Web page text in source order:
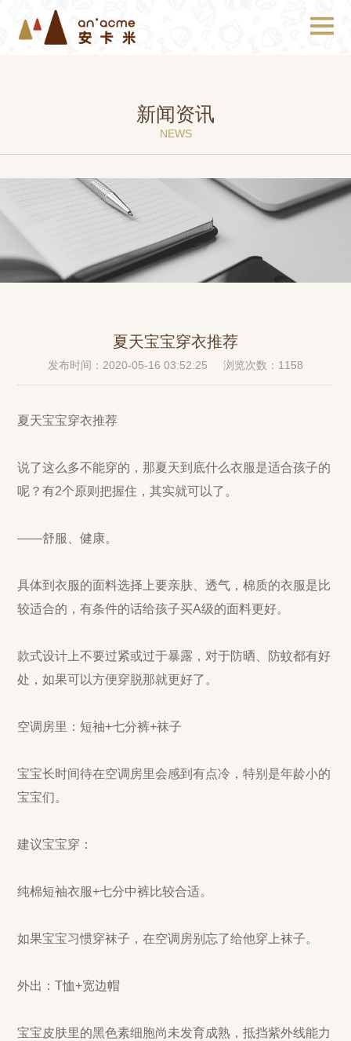
新闻资讯
NEWS
夏天宝宝穿衣推荐
发布时间：2020-05-16 03:52:25 浏览次数：1158
夏天宝宝穿衣推荐
说了这么多不能穿的，那夏天到底什么衣服是适合孩子的
呢？有2个原则把握住，其实就可以了。
——舒服、健康。
具体到衣服的面料选择上要亲肤、透气，棉质的衣服是比
较适合的，有条件的话给孩子买A级的面料更好。
款式设计上不要过紧或过于暴露，对于防晒、防蚊都有好
处，如果可以方便穿脱那就更好了。
空调房里：短袖+七分裤+袜子
宝宝长时间待在空调房里会感到有点冷，特别是年龄小的
宝宝们。
建议宝宝穿：
纯棉短袖衣服+七分中裤比较合适。
如果宝宝习惯穿袜子，在空调房别忘了给他穿上袜子。
外出：T恤+宽边帽
宝宝皮肤里的黑色素细胞尚未发育成熟，抵挡紫外线能力